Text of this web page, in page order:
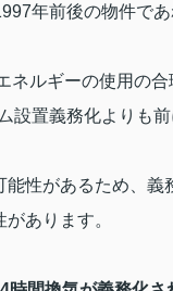
年前後の物件で
ネルギーの使用の
設置義務化よりも前
能性があるため、
あります。